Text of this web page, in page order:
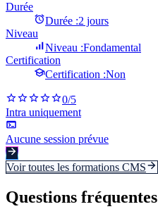
Durée
Durée :2 jours
Niveau
Niveau :Fondamental
Certification
Certification :Non
0/5
Intra uniquement
Aucune session prévue
Voir toutes les formations CMS
Questions fréquentes